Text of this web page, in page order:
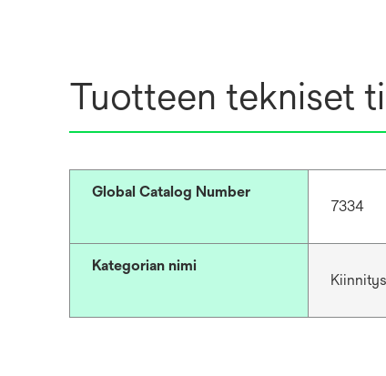
Tuotteen tekniset
Global Catalog Number
7334
Kategorian nimi